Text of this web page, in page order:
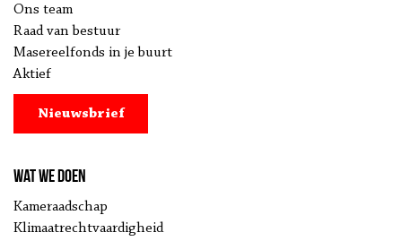
Ons team
Raad van bestuur
Masereelfonds in je buurt
Aktief
Nieuwsbrief
Wat we doen
Kameraadschap
Klimaatrechtvaardigheid